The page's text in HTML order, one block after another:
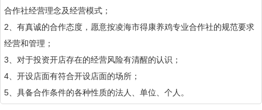
合作社经营理念及经营模式；
2、有真诚的合作态度，愿意按凌海市得康养鸡专业合作社的规范要求
经营和管理；
3、对于投资开店存在的经营风险有清醒的认识；
4、开设店面有符合开设店面的场所；
5、具备合作条件的各种性质的法人、单位、个人。